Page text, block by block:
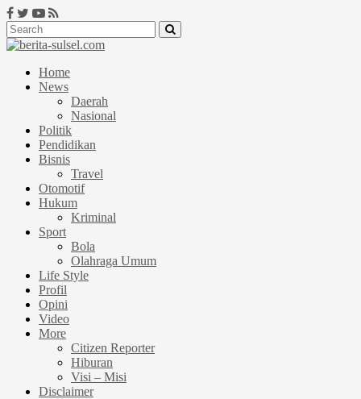
Home
News
Daerah
Nasional
Politik
Pendidikan
Bisnis
Travel
Otomotif
Hukum
Kriminal
Sport
Bola
Olahraga Umum
Life Style
Profil
Opini
Video
More
Citizen Reporter
Hiburan
Visi – Misi
Disclaimer